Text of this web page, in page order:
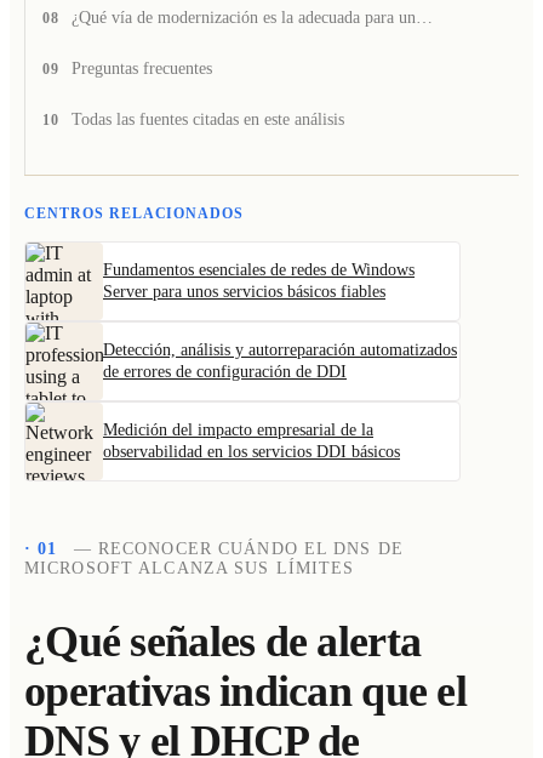
08 ¿Qué vía de modernización es la adecuada para un…
09 Preguntas frecuentes
10 Todas las fuentes citadas en este análisis
CENTROS RELACIONADOS
Fundamentos esenciales de redes de Windows
Server para unos servicios básicos fiables
Detección, análisis y autorreparación automatizados
de errores de configuración de DDI
Medición del impacto empresarial de la
observabilidad en los servicios DDI básicos
· 01
— RECONOCER CUÁNDO EL DNS DE
MICROSOFT ALCANZA SUS LÍMITES
¿Qué señales de alerta
operativas indican que el
DNS y el DHCP de